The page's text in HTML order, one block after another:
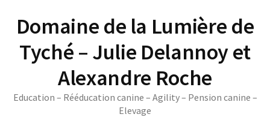
contentDomaine de la Lumière de
Tyché – Julie Delannoy et
Alexandre Roche
Education – Rééducation canine – Agility – Pension canine –
Elevage